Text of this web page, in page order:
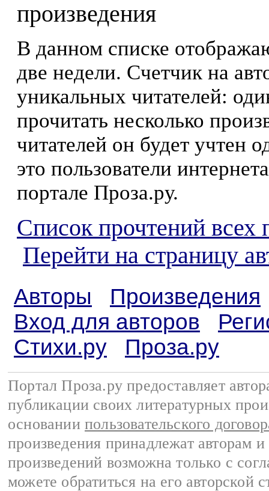
произведения
В данном списке
две недели. Счетчик на
уникальных читателей:
прочитать несколько
читателей он будет учтен
это пользователи
портале Проза.ру.
Список прочтений всех
Перейти на страницу
Авторы
Произведения
Вход для авторов
Стихи.ру
Проза.ру
Портал Проза.ру предоставляет
публикации своих литературных
основании пользовательского
произведения принадлежат авторам
произведений возможна только с
можете обратиться на его авторской